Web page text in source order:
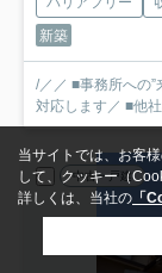
新築
/／／ ■事務所への
対応します／ ■他
中古一戸建
当サイトでは、お客
して、クッキー（
詳しくは、当社の 「